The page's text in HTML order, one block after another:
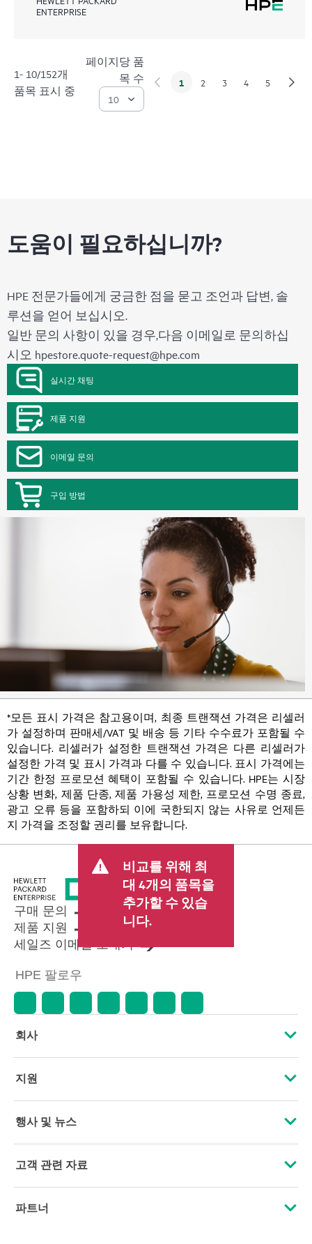
ENTERPRISE
1- 10/152개
품목 표시 중
페이지당 품
목 수
1 2 3 4 5
도움이 필요하십니까?
HPE 전문가들에게 궁금한 점을 묻고 조언과 답변, 솔
루션을 얻어 보십시오.
일반 문의 사항이 있을 경우,다음 이메일로 문의하십
시오 hpestore.quote-request@hpe.com
실시간 채팅
제품 지원
이메일 문의
구입 방법
*모든 표시 가격은 참고용이며, 최종 트랜잭션 가격은 리셀러
가 설정하며 판매세/VAT 및 배송 등 기타 수수료가 포함될 수
있습니다. 리셀러가 설정한 트랜잭션 가격은 다른 리셀러가
설정한 가격 및 표시 가격과 다를 수 있습니다. 표시 가격에는
기간 한정 프로모션 혜택이 포함될 수 있습니다. HPE는 시장
상황 변화, 제품 단종, 제품 가용성 제한, 프로모션 수명 종료,
광고 오류 등을 포함하되 이에 국한되지 않는 사유로 언제든
지 가격을 조정할 권리를 보유합니다.
비교를 위해 최
대 4개의 품목을
추가할 수 있습
니다.
구매 문의
제품 지원
세일즈 이메일 보내기
HPE 팔로우
회사
HPE 소개
기업의 책임
HPE Labs
지원
운영 지원 서비스
소프트웨어 및 드라이버
행사 및 뉴스
행사
고객 관련 자료
문의하기
파트너